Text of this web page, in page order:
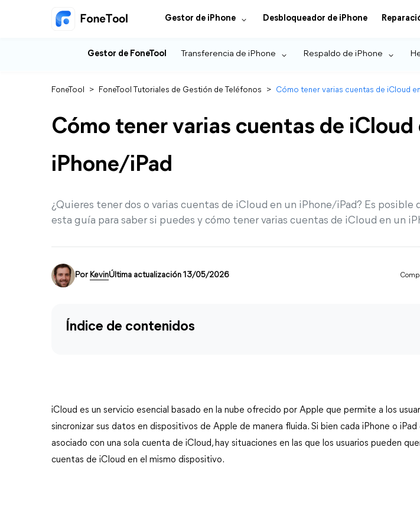
Gestor de iPhone Desbloqueador de iPhone
Gestor de FoneTool Transferencia de iPhone Respaldo de iPhone
FoneTool > FoneTool Tutoriales de Gestión de Teléfonos > Cómo tener varias cuentas de iCloud
Cómo tener varias cuentas de iCloud
iPhone/iPad
¿Quieres tener dos o varias cuentas de iCloud en un iPhone/iPad? Es posible
esta guía para saber si puedes y cómo tener varias cuentas de iCloud en un
Por KevinÚltima actualización 13/05/2026
Índice de contenidos
iCloud es un servicio esencial basado en la nube ofrecido por Apple que permite a los
sincronizar sus datos en dispositivos de Apple de manera fluida. Si bien cada iPhone o
asociado con una sola cuenta de iCloud, hay situaciones en las que los usuarios pueden
cuentas de iCloud en el mismo dispositivo.